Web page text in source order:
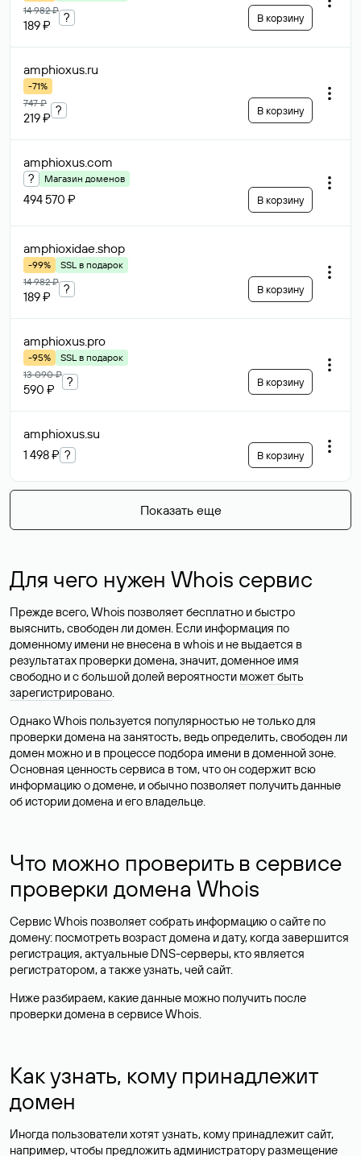
14 982 ₽
189 ₽
? В корзину
amphioxus.ru
-71%
747 ₽
219 ₽
? В корзину
amphioxus.com
? Магазин доменов
494 570 ₽ В корзину
amphioxidae.shop
-99%
SSL в подарок
14 982 ₽
189 ₽
? В корзину
amphioxus.pro
-95%
SSL в подарок
13 090 ₽
590 ₽
? В корзину
amphioxus.su
1 498 ₽ ? В корзину
Показать еще
Для чего нужен Whois сервис
Прежде всего, Whois позволяет бесплатно и быстро
выяснить, свободен ли домен. Если информация по
доменному имени не внесена в whois и не выдается в
результатах проверки домена, значит, доменное имя
свободно и с большой долей вероятности может быть
зарегистрировано.
Однако Whois пользуется популярностью не только для
проверки домена на занятость, ведь определить, свободен ли
домен можно и в процессе подбора имени в доменной зоне.
Основная ценность сервиса в том, что он содержит всю
информацию о домене, и обычно позволяет получить данные
об истории домена и его владельце.
Что можно проверить в сервисе
проверки домена Whois
Сервис Whois позволяет собрать информацию о сайте по
домену: посмотреть возраст домена и дату, когда завершится
регистрация, актуальные DNS-серверы, кто является
регистратором, а также узнать, чей сайт.
Ниже разбираем, какие данные можно получить после
проверки домена в сервисе Whois.
Как узнать, кому принадлежит
домен
Иногда пользователи хотят узнать, кому принадлежит сайт,
например, чтобы предложить администратору размещение